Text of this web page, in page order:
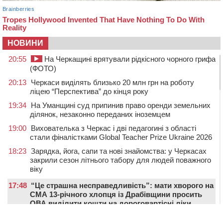
НОВИНИ
20:55
На Черкащині врятували рідкісного чорного грифа
(ФОТО)
20:13 Черкаси виділять близько 20 млн грн на роботу
ліцею “Перспектива” до кінця року
19:34 На Уманщині суд припинив право оренди земельних
ділянок, незаконно переданих іноземцем
19:00 Вихователька з Черкас і дві педагогині з області
стали фіналістками Global Teacher Prize Ukraine 2026
18:23 Зарядка, йога, сапи та нові знайомства: у Черкасах
закрили сезон літнього табору для людей поважного
віку
17:48 “Це страшна несправедливість”: мати хворого на
СМА 13-річного хлопця із Драбівщини просить
ОВА виділити кошти на дороговартісні ліки